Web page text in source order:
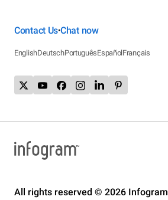
Contact Us•Chat now
EnglishDeutschPortuguêsEspañolFrançais
All rights reserved © 2026 Infogram